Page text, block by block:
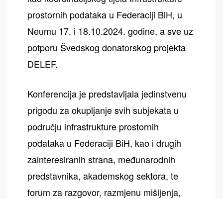
prostornih podataka u Federaciji BiH, u
Neumu 17. i 18.10.2024. godine, a sve uz
potporu Švedskog donatorskog projekta
DELEF.
Konferencija je predstavljala jedinstvenu
prigodu za okupljanje svih subjekata u
području infrastrukture prostornih
podataka u Federaciji BiH, kao i drugih
zainteresiranih strana, međunarodnih
predstavnika, akademskog sektora, te
forum za razgovor, razmjenu mišljenja,